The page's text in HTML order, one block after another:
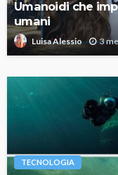
Umanoidi che
umani
Luisa Alessio 3
TECNOLOGIA